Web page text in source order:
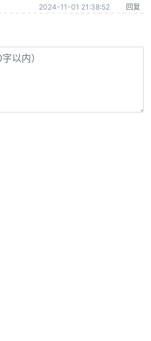
2024-11-01 21:38:52 回复